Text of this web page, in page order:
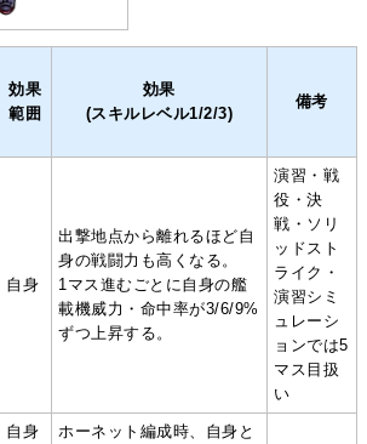
効果
範囲
効果
(スキルレベル1/2/3)
備考
自身
出撃地点から離れるほど自
身の戦闘力も高くなる。
1マス進むごとに自身の艦
載機威力・命中率が3/6/9%
ずつ上昇する。
演習・戦
役・決
戦・ソリ
ッドスト
ライク・
演習シミ
ュレーシ
ョンでは5
マス目扱
い
自身
ホーネット編成時、自身と